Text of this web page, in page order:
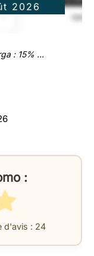
2026
: 15% ...
:
d'avis : 24